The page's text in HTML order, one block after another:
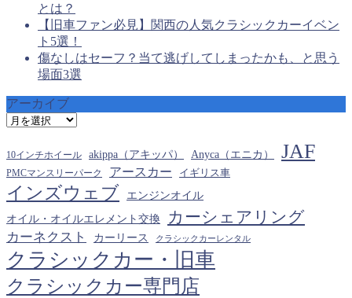
とは？
【旧車ファン必見】関西の人気クラシックカーイベン
ト5選！
傷なしはセーフ？当て逃げしてしまったかも、と思う
場面3選
アーカイブ
ア
カ
イ
ブ
10インチホイール akippa（アキッパ） Anyca（エニカ） JAF
PMCマンスリーパーク アースカー イギリス車
インズウェブ エンジンオイル
オイル・オイルエレメント交換 カーシェアリング
カーネクスト カーリース クラシックカーレンタル
クラシックカー・旧車
クラシックカー専門店